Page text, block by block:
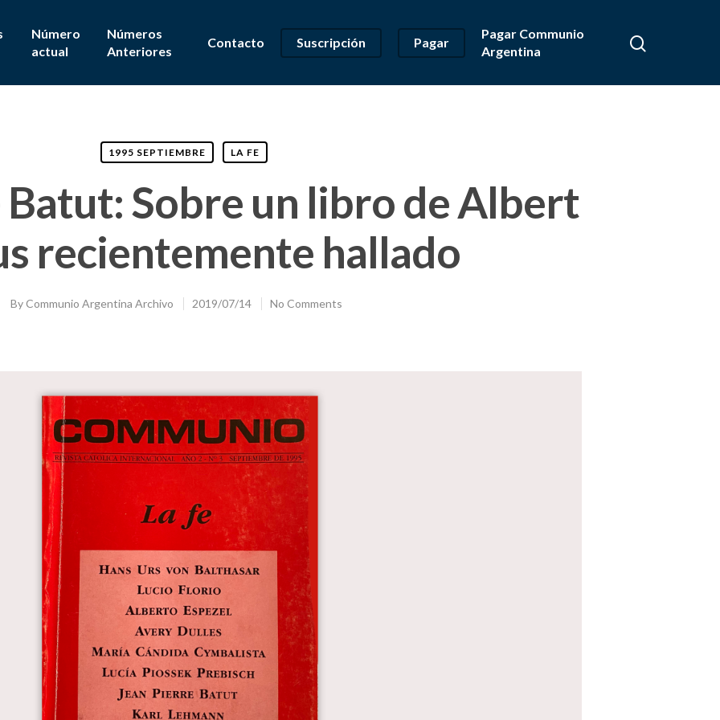
Número
actual
Números
Anteriores
Contacto Suscripción Pagar
Pagar Communio
Argentina
1995 SEPTIEMBRE LA FE
Sobre un libro de Albert
recientemente hallado
ByCommunio Argentina Archivo 2019/07/14 No Comments